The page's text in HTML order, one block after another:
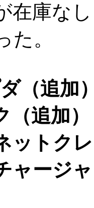
在庫な
た。
ダ
ク
ット
ージャ